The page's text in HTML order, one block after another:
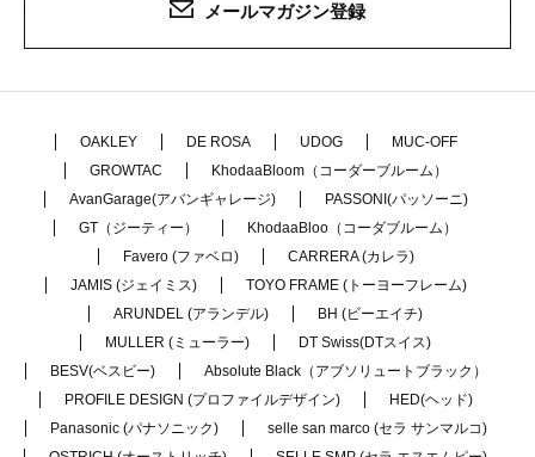
メールマガジン登録
OAKLEY DE ROSA UDOG
MUC-OFF
GROWTAC
KhodaaBloom（コーダーブルーム）
AvanGarage(アバンギャレージ)
PASSONI(パッソーニ)
GT（ジーティー）
KhodaaBloo（コーダブルーム）
Favero (ファベロ)
CARRERA (カレラ)
JAMIS (ジェイミス)
TOYO FRAME (トーヨーフレーム)
ARUNDEL (アランデル)
BH (ビーエイチ)
MULLER (ミューラー)
DT Swiss(DTスイス)
BESV(ベスビー)
Absolute Black（アブソリュートブラック）
PROFILE DESIGN (プロファイルデザイン)
HED(ヘッド)
Panasonic (パナソニック)
selle san marco (セラ サンマルコ)